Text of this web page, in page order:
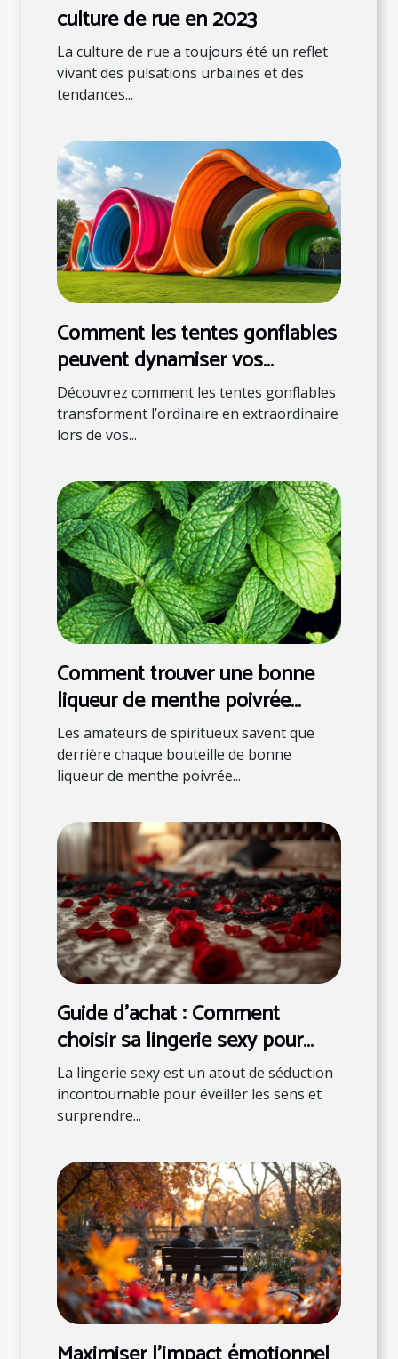
culture de rue en 2023
La culture de rue a toujours été un reflet
vivant des pulsations urbaines et des
tendances...
Comment les tentes gonflables
peuvent dynamiser vos
événements
Découvrez comment les tentes gonflables
transforment l’ordinaire en extraordinaire
lors de vos...
Comment trouver une bonne
liqueur de menthe poivrée
française ?
Les amateurs de spiritueux savent que
derrière chaque bouteille de bonne
liqueur de menthe poivrée...
Guide d'achat : Comment
choisir sa lingerie sexy pour
surprendre son partenaire
La lingerie sexy est un atout de séduction
incontournable pour éveiller les sens et
surprendre...